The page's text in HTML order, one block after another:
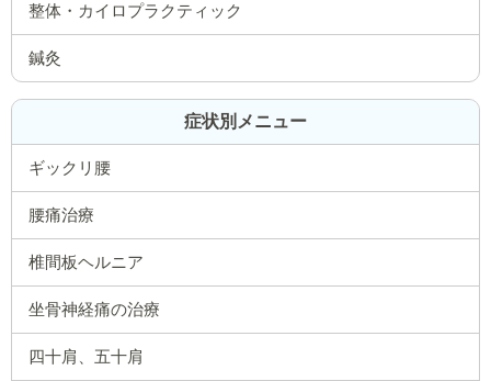
整体・カイロプラクティック
鍼灸
症状別メニュー
ギックリ腰
腰痛治療
椎間板ヘルニア
坐骨神経痛の治療
四十肩、五十肩